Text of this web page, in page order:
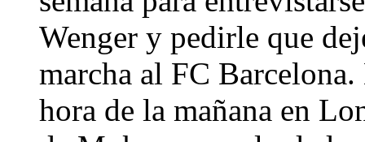
Wenger y pedirle que
marcha al FC
hora de la mañana en